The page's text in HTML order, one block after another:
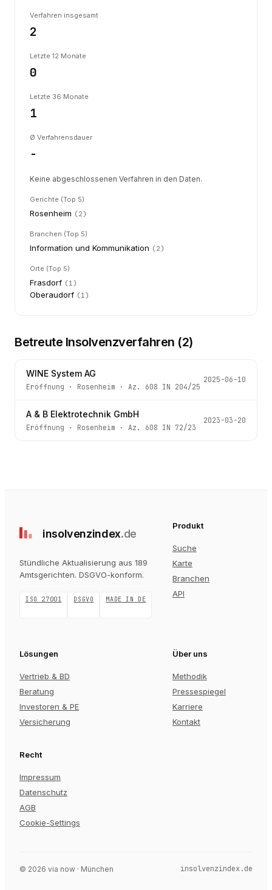
Verfahren insgesamt
2
Letzte 12 Monate
0
Letzte 36 Monate
1
Ø Verfahrensdauer
-
Keine abgeschlossenen Verfahren in den Daten.
Gerichte (Top 5)
Rosenheim (2)
Branchen (Top 5)
Information und Kommunikation (2)
Orte (Top 5)
Frasdorf (1)
Oberaudorf (1)
Betreute Insolvenzverfahren (2)
WINE System AG
Eröffnung · Rosenheim · Az. 608 IN 204/25
2025-06-10
A & B Elektrotechnik GmbH
Eröffnung · Rosenheim · Az. 608 IN 72/23
2023-03-20
insolvenzindex.de
Stündliche Aktualisierung aus 189
Amtsgerichten. DSGVO-konform.
ISO 27001 DSGVO MADE IN DE
Produkt
Suche
Karte
Branchen
API
Lösungen
Vertrieb & BD
Beratung
Investoren & PE
Versicherung
Über uns
Methodik
Pressespiegel
Karriere
Kontakt
Recht
Impressum
Datenschutz
AGB
Cookie-Settings
© 2026 via now · München insolvenzindex.de